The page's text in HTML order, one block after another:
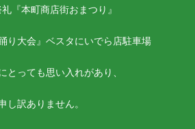
『本町商店街おまつり』
大会』ベスタにいでら店駐車場
とっても思い入れがあり、
し訳ありません。